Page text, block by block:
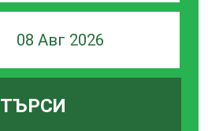
08 Авг 2026
ТЪРСИ